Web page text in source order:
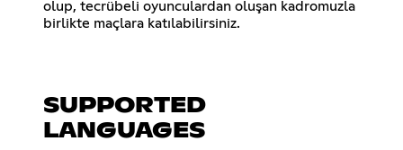
olup, tecrübeli oyunculardan oluşan kadromuzla
birlikte maçlara katılabilirsiniz.
SUPPORTED
LANGUAGES